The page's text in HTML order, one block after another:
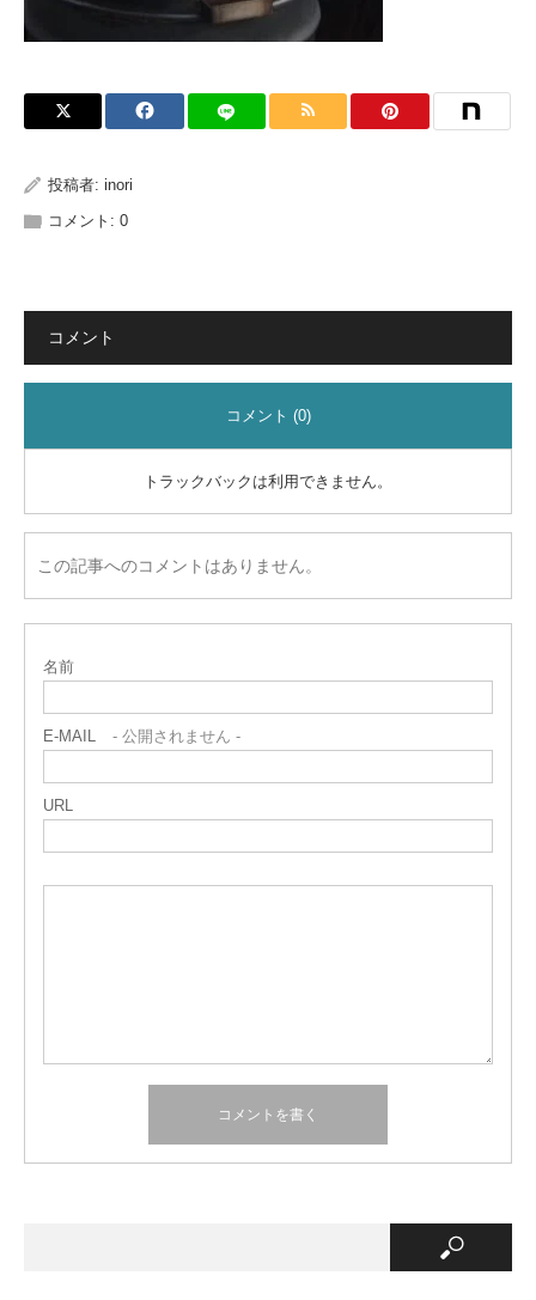
投稿者: inori
コメント: 0
コメント
コメント (0)
トラックバックは利用できません。
この記事へのコメントはありません。
名前
E-MAIL - 公開されません -
URL